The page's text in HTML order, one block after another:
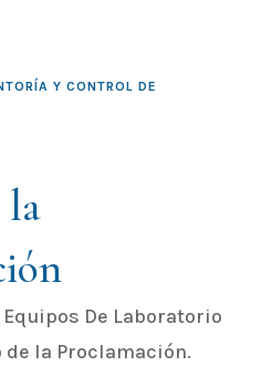
Y CONTROL DE
la
De Laboratorio
la Proclamación.